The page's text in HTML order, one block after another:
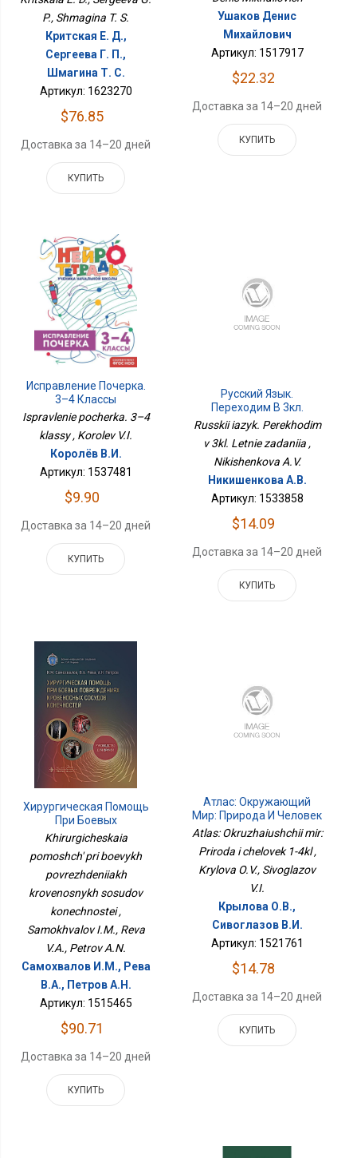
P., Shmagina T. S.
Критская Е. Д.,
Сергеева Г. П.,
Шмагина Т. С.
Артикул: 1623270
$76.85
Доставка за 14–20 дней
КУПИТЬ
Ушаков Денис
Михайлович
Артикул: 1517917
$22.32
Доставка за 14–20 дней
КУПИТЬ
Исправление Почерка.
3–4 Классы
Ispravlenie pocherka. 3–4
klassy , Korolev V.I.
Королёв В.И.
Артикул: 1537481
$9.90
Доставка за 14–20 дней
КУПИТЬ
Русский Язык.
Переходим В 3кл.
Летние Задания
Russkii iazyk. Perekhodim
v 3kl. Letnie zadaniia ,
Nikishenkova A.V.
Никишенкова А.В.
Артикул: 1533858
$14.09
Доставка за 14–20 дней
КУПИТЬ
Хирургическая Помощь
При Боевых
Повреждениях
Кровеносных Сосудов
Конечностей
Khirurgicheskaia
pomoshch' pri boevykh
povrezhdeniiakh
krovenosnykh sosudov
konechnostei ,
Samokhvalov I.M., Reva
V.A., Petrov A.N.
Самохвалов И.М., Рева
В.А., Петров А.Н.
Артикул: 1515465
$90.71
Доставка за 14–20 дней
КУПИТЬ
Атлас: Окружающий
Мир: Природа И Человек
1-4кл
Atlas: Okruzhaiushchii mir:
Priroda i chelovek 1-4kl ,
Krylova O.V., Sivoglazov
V.I.
Крылова О.В.,
Сивоглазов В.И.
Артикул: 1521761
$14.78
Доставка за 14–20 дней
КУПИТЬ